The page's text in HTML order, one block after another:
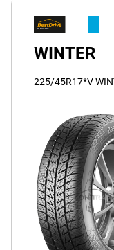
WINTER
225/45R17*V